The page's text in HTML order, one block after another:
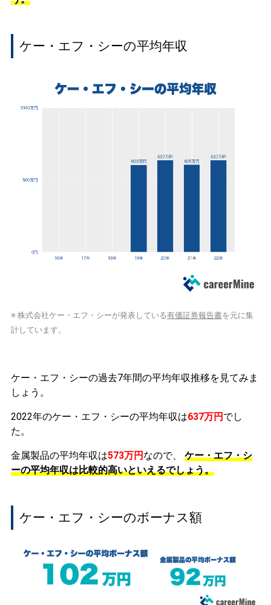
ケー・エフ・シーの平均年収
※ 株式会社ケー・エフ・シーが発表している有価証券報告書を元に集
計しています。
ケー・エフ・シーの過去7年間の平均年収推移を見てみま
しょう。
2022年のケー・エフ・シーの平均年収は637万円 でし
た。
金属製品の平均年収は573万円 なので、
ケー・エフ・シ
ーの平均年収は比較的高いといえるでしょう。
ケー・エフ・シーのボーナス額